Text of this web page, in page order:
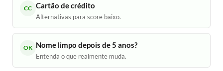
CC Cartão de crédito
Alternativas para score baixo.
OK Nome limpo depois de 5 anos?
Entenda o que realmente muda.